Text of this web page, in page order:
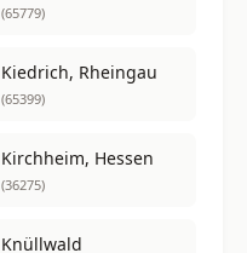
(65779)
Kiedrich, Rheingau
(65399)
Kirchheim, Hessen
(36275)
Knüllwald